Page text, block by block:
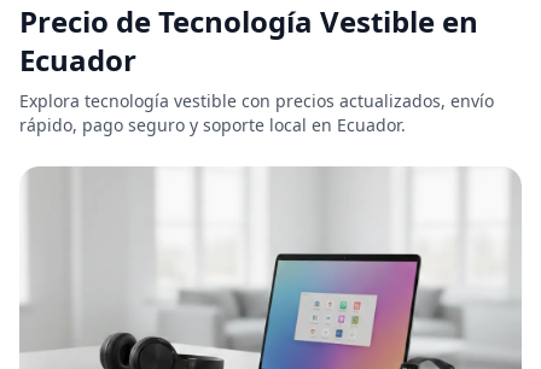
Precio de Tecnología Vestible en
Ecuador
Explora tecnología vestible con precios actualizados, envío
rápido, pago seguro y soporte local en Ecuador.